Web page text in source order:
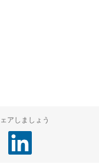
アしましょう